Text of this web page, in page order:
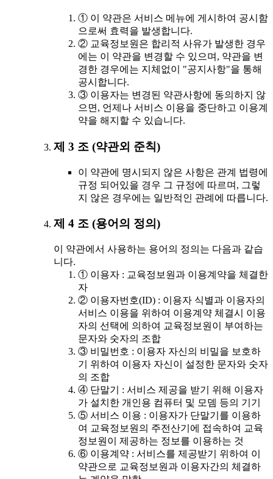
① 이 약관은 서비스 메뉴에 게시하여 공시함
으로써 효력을 발생합니다.
② 교육정보원은 합리적 사유가 발생한 경우
에는 이 약관을 변경할 수 있으며, 약관을 변
경한 경우에는 지체없이 "공지사항"을 통해
공시합니다.
③ 이용자는 변경된 약관사항에 동의하지 않
으면, 언제나 서비스 이용을 중단하고 이용계
약을 해지할 수 있습니다.
제 3 조 (약관외 준칙)
이 약관에 명시되지 않은 사항은 관계 법령에
규정 되어있을 경우 그 규정에 따르며, 그렇
지 않은 경우에는 일반적인 관례에 따릅니다.
제 4 조 (용어의 정의)
이 약관에서 사용하는 용어의 정의는 다음과 같습
니다.
① 이용자 : 교육정보원과 이용계약을 체결한
자
② 이용자번호(ID) : 이용자 식별과 이용자의
서비스 이용을 위하여 이용계약 체결시 이용
자의 선택에 의하여 교육정보원이 부여하는
문자와 숫자의 조합
③ 비밀번호 : 이용자 자신의 비밀을 보호하
기 위하여 이용자 자신이 설정한 문자와 숫자
의 조합
④ 단말기 : 서비스 제공을 받기 위해 이용자
가 설치한 개인용 컴퓨터 및 모뎀 등의 기기
⑤ 서비스 이용 : 이용자가 단말기를 이용하
여 교육정보원의 주전산기에 접속하여 교육
정보원이 제공하는 정보를 이용하는 것
⑥ 이용계약 : 서비스를 제공받기 위하여 이
약관으로 교육정보원과 이용자간의 체결하